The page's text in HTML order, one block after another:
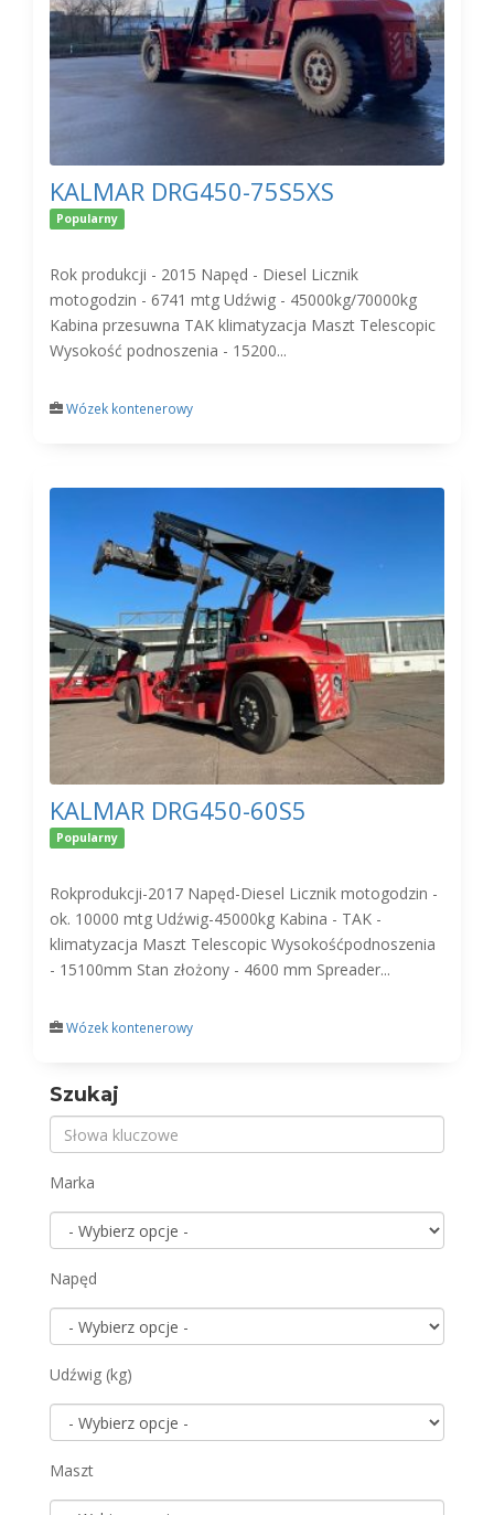
KALMAR DRG450-75S5XS
Popularny
Rok produkcji - 2015 Napęd - Diesel Licznik
motogodzin - 6741 mtg Udźwig - 45000kg/70000kg
Kabina przesuwna TAK klimatyzacja Maszt Telescopic
Wysokość podnoszenia - 15200...
Wózek kontenerowy
KALMAR DRG450-60S5
Popularny
Rokprodukcji-2017 Napęd-Diesel Licznik motogodzin -
ok. 10000 mtg Udźwig-45000kg Kabina - TAK -
klimatyzacja Maszt Telescopic Wysokośćpodnoszenia
- 15100mm Stan złożony - 4600 mm Spreader...
Wózek kontenerowy
Szukaj
Marka
Napęd
Udźwig (kg)
Maszt